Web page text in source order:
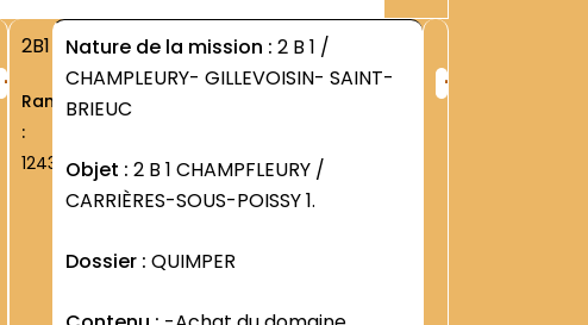
+
2B1
Rang
:
1243
Nature de la mission : 2 B 1 /
CHAMPLEURY- GILLEVOISIN- SAINT-
BRIEUC
Objet : 2 B 1 CHAMPFLEURY /
CARRIÈRES-SOUS-POISSY 1.
Dossier : QUIMPER
+